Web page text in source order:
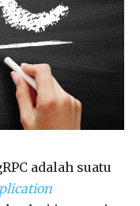
adalah suatu